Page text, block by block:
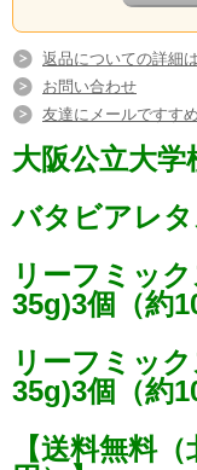
を季節に合わせ
ます。
● 洗わずに食べ
しています。
大阪公立大学植
週間経ってもパ
その上、栄養価
りますので細菌
べることができ
返品についての詳細
お問い合わせ
友達にメールですす
大阪公立大学
バタビアレタ
リーフミッ
35g)3個（約
リーフミッ
35g)3個（約
【送料無料